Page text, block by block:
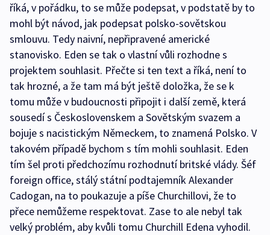
říká, v pořádku, to se může podepsat, v podstatě by to
mohl být návod, jak podepsat polsko-sovětskou
smlouvu. Tedy naivní, nepřipravené americké
stanovisko. Eden se tak o vlastní vůli rozhodne s
projektem souhlasit. Přečte si ten text a říká, není to
tak hrozné, a že tam má být ještě doložka, že se k
tomu může v budoucnosti připojit i další země, která
sousedí s Československem a Sovětským svazem a
bojuje s nacistickým Německem, to znamená Polsko. V
takovém případě bychom s tím mohli souhlasit. Eden
tím šel proti předchozímu rozhodnutí britské vlády. Šéf
foreign office, stálý státní podtajemník Alexander
Cadogan, na to poukazuje a píše Churchillovi, že to
přece nemůžeme respektovat. Zase to ale nebyl tak
velký problém, aby kvůli tomu Churchill Edena vyhodil.